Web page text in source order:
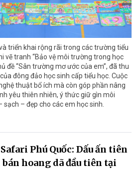
triển khai rộng rãi trong các trường tiểu
vẽ tranh “Bảo vệ môi trường trong học
đề “Sân trường mơ ước của em”, đã thu
đông đảo học sinh cấp tiểu học. Cuộc
thuật bổ ích mà còn góp phần nâng
yêu thiên nhiên, ý thức giữ gìn môi
– đẹp cho các em học sinh.
Phú Quốc: Dấu ấn tiên
hoang dã đầu tiên tại